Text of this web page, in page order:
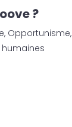
?
Opportunisme,
humaines